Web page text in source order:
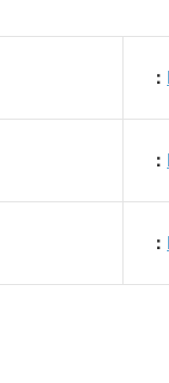
：
：
：